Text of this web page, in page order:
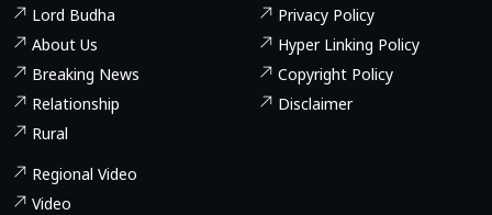
Lord Budha
About Us
Breaking News
Relationship
Rural
Regional Video
Video
Privacy Policy
Hyper Linking Policy
Copyright Policy
Disclaimer